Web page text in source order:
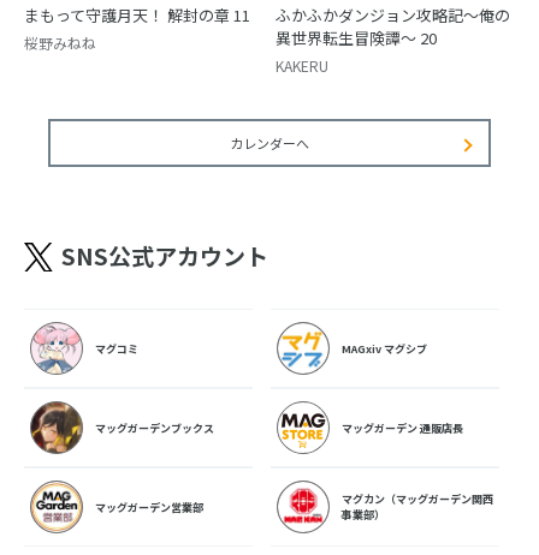
まもって守護月天！ 解封の章 11
桜野みねね
ふかふかダンジョン攻略記～俺の
異世界転生冒険譚～ 20
KAKERU
カレンダーへ
SNS公式アカウント
マグコミ MAGxiv マグシブ
マッグガーデンブックス マッグガーデン 通販店長
マッグガーデン営業部
マグカン（マッグガーデン関西
事業部）